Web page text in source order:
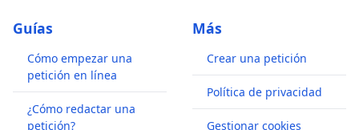
Artículo 13. Régimen Jurídico del Uso de Detectores
Zonas Delimitadas
Queda prohibido el uso de detectores en terrenos
privados debidamente delimitados sin autorización
Guías
Cómo empezar una
petición en línea
¿Cómo redactar una
petición?
Más
Crear una petición
Política de privacidad
Gestionar cookies